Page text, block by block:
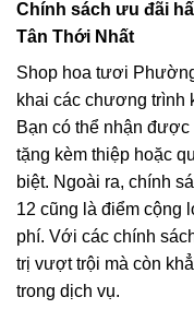
Chính sách ưu đãi
Tân Thới Nhất
Shop hoa tươi
khai các chương trình
Bạn có thể nhận
tặng kèm thiệp hoặc
biệt. Ngoài ra, chính
12 cũng là điểm cộng
phí. Với các chính
trị vượt trội mà còn
trong dịch vụ.